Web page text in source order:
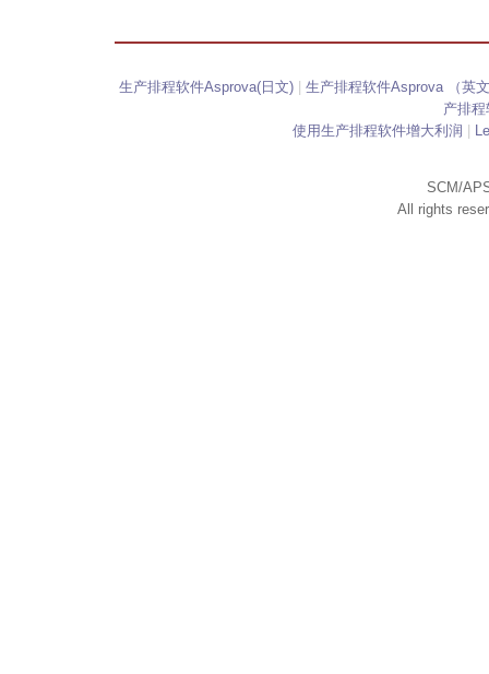
生产排程软件Asprova(日文)| 生产排程软件Asprova （英
产排
使用生产排程软件增大利润
SCM/
All rights